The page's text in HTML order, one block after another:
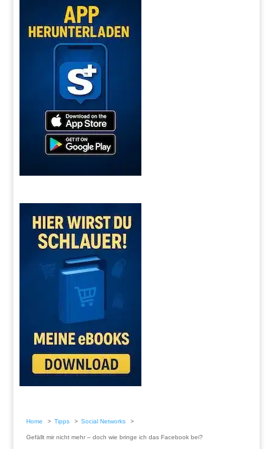
Home Tipps Social Networks
Gefällt mir nicht mehr – doch wie bringe ich das Facebook bei?